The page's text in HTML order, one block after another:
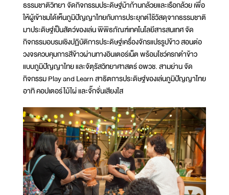
ธรรมชาติวิทยา จัดกิจกรรมประดิษฐ์ม้าก้านกล้วยและเรือกล้วย เพื่อ
ให้ผู้เข้าชมได้เห็นภูมิปัญญาไทยกับการประยุกต์ใช้วัสดุจากธรรมชาติ
มาประดิษฐ์เป็นสัตว์ของเล่น พิพิธภัณฑ์เทคโนโลยีสารสนเทศ จัด
กิจกรรมอบรมเชิงปฏิบัติการประดิษฐ์เครื่องจักรแปรรูปข้าว สอนต่อ
วงจรควบคุมการสีข้าวผ่านทางอินเตอร์เน็ต พร้อมโชว์ครกตำข้าว
แบบภูมิปัญญาไทย และจัตุรัสวิทยาศาสตร์ อพวช. สามย่าน จัด
กิจกรรม Play and Learn สาธิตการประดิษฐ์ของเล่นภูมิปัญญาไทย
อาทิ คอปเตอร์ไม้ไผ่ และจั๊กจั่นเสียงใส